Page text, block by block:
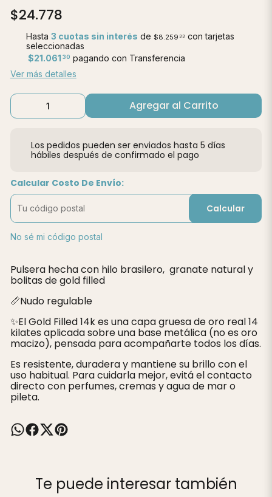
$24.778
Hasta 3 cuotas sin interés de $8.259 33 con tarjetas
seleccionadas
$21.061 30 pagando con Transferencia
Ver más detalles
Agregar al Carrito
Los pedidos pueden ser enviados hasta 5 días
hábiles después de confirmado el pago
Calcular Costo De Envío:
Calcular
No sé mi código postal
Pulsera hecha con hilo brasilero, granate natural y
bolitas de gold filled
📏Nudo regulable
✨️El Gold Filled 14k es una capa gruesa de oro real 14
kilates aplicada sobre una base metálica (no es oro
macizo), pensada para acompañarte todos los días.
Es resistente, duradera y mantiene su brillo con el
uso habitual. Para cuidarla mejor, evitá el contacto
directo con perfumes, cremas y agua de mar o
pileta.
Te puede interesar también